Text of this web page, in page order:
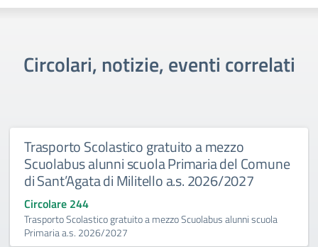
Circolari, notizie, eventi correlati
Trasporto Scolastico gratuito a mezzo
Scuolabus alunni scuola Primaria del Comune
di Sant’Agata di Militello a.s. 2026/2027
Circolare 244
Trasporto Scolastico gratuito a mezzo Scuolabus alunni scuola
Primaria a.s. 2026/2027